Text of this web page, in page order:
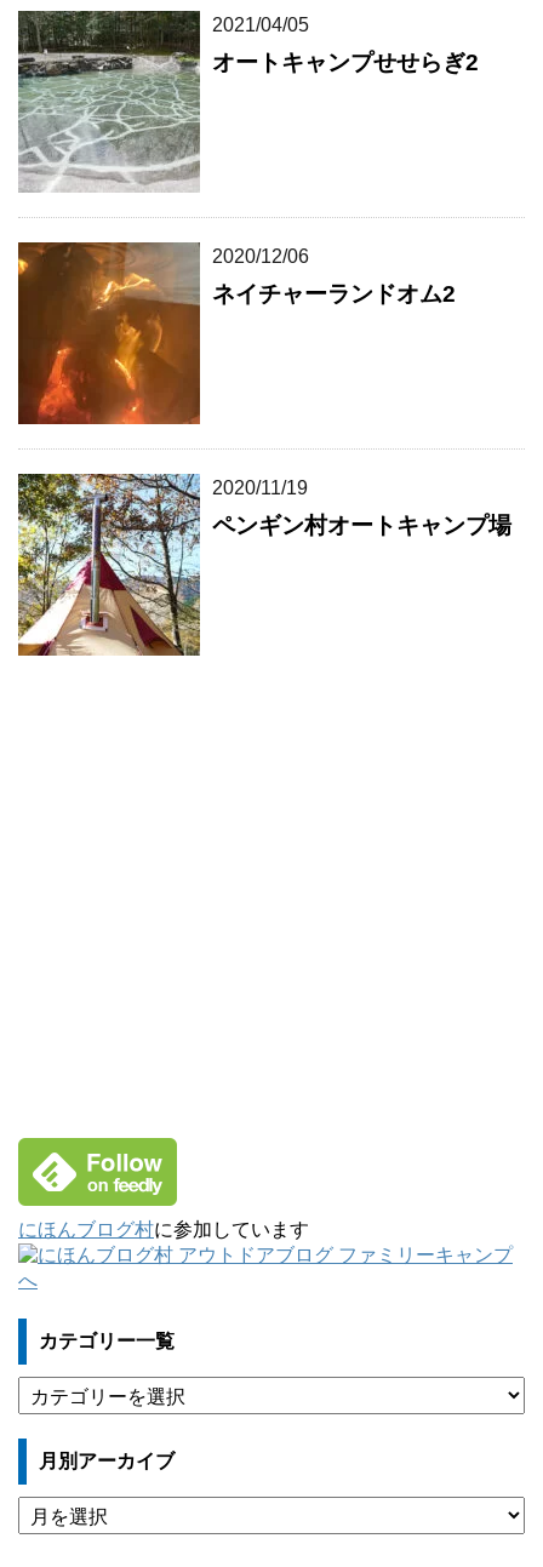
2021/04/05
オートキャンプせせらぎ2
2020/12/06
ネイチャーランドオム2
2020/11/19
ペンギン村オートキャンプ場
にほんブログ村に参加しています
カテゴリー一覧
テ
ゴ
ー
一
覧
月別アーカイブ
月
別